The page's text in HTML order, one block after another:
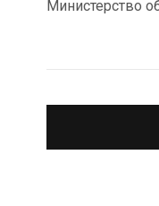
Министерство